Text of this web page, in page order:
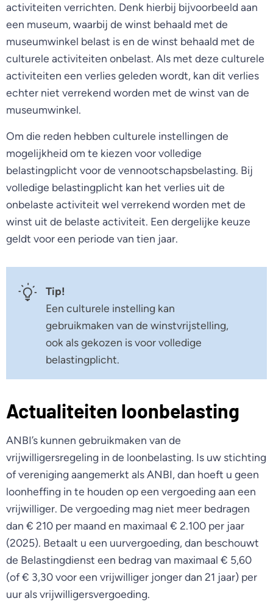
activiteiten verrichten. Denk hierbij bijvoorbeeld aan
een museum, waarbij de winst behaald met de
museumwinkel belast is en de winst behaald met de
culturele activiteiten onbelast. Als met deze culturele
activiteiten een verlies geleden wordt, kan dit verlies
echter niet verrekend worden met de winst van de
museumwinkel.
Om die reden hebben culturele instellingen de
mogelijkheid om te kiezen voor volledige
belastingplicht voor de vennootschapsbelasting. Bij
volledige belastingplicht kan het verlies uit de
onbelaste activiteit wel verrekend worden met de
winst uit de belaste activiteit. Een dergelijke keuze
geldt voor een periode van tien jaar.
Tip!
Een culturele instelling kan
gebruikmaken van de winstvrijstelling,
ook als gekozen is voor volledige
belastingplicht.
Actualiteiten loonbelasting
ANBI’s kunnen gebruikmaken van de
vrijwilligersregeling in de loonbelasting. Is uw stichting
of vereniging aangemerkt als ANBI, dan hoeft u geen
loonheffing in te houden op een vergoeding aan een
vrijwilliger. De vergoeding mag niet meer bedragen
dan € 210 per maand en maximaal € 2.100 per jaar
(2025). Betaalt u een uurvergoeding, dan beschouwt
de Belastingdienst een bedrag van maximaal € 5,60
(of € 3,30 voor een vrijwilliger jonger dan 21 jaar) per
uur als vrijwilligersvergoeding.